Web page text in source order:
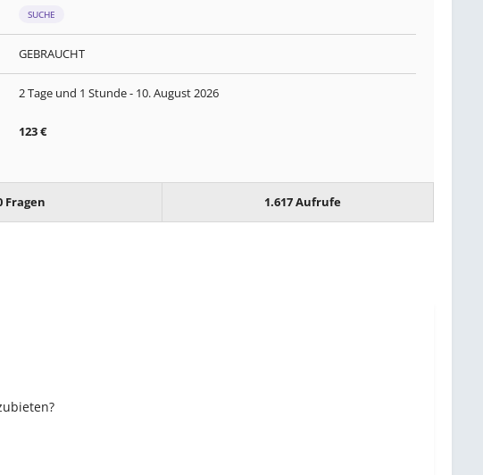
SUCHE
GEBRAUCHT
2 Tage und 1 Stunde - 10. August 2026
123 €
Fragen 1.617 Aufrufe